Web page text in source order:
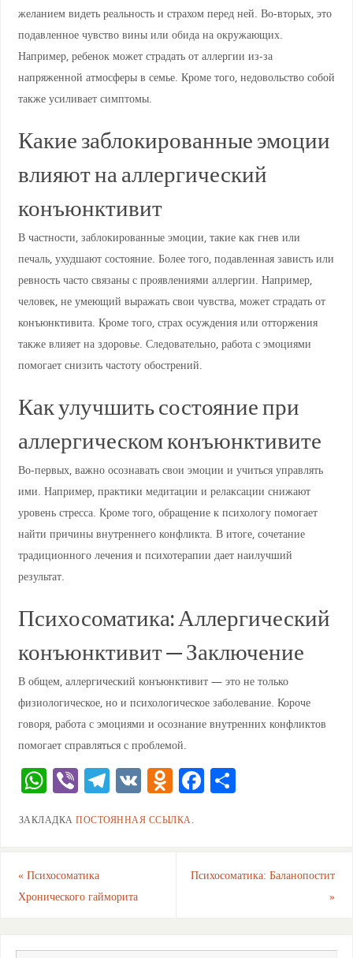
желанием видеть реальность и страхом перед ней. Во-вторых, это
подавленное чувство вины или обида на окружающих.
Например, ребенок может страдать от аллергии из-за
напряженной атмосферы в семье. Кроме того, недовольство собой
также усиливает симптомы.
Какие заблокированные эмоции
влияют на аллергический
конъюнктивит
В частности, заблокированные эмоции, такие как гнев или
печаль, ухудшают состояние. Более того, подавленная зависть или
ревность часто связаны с проявлениями аллергии. Например,
человек, не умеющий выражать свои чувства, может страдать от
конъюнктивита. Кроме того, страх осуждения или отторжения
также влияет на здоровье. Следовательно, работа с эмоциями
помогает снизить частоту обострений.
Как улучшить состояние при
аллергическом конъюнктивите
Во-первых, важно осознавать свои эмоции и учиться управлять
ими. Например, практики медитации и релаксации снижают
уровень стресса. Кроме того, обращение к психологу помогает
найти причины внутреннего конфликта. В итоге, сочетание
традиционного лечения и психотерапии дает наилучший
результат.
Психосоматика: Аллергический
конъюнктивит — Заключение
В общем, аллергический конъюнктивит — это не только
физиологическое, но и психологическое заболевание. Короче
говоря, работа с эмоциями и осознание внутренних конфликтов
помогает справляться с проблемой.
W
at
A
p
Vi
er
T
e
m
V O
n
kl
F
b
О
ть
ЗАКЛАДКАПОСТОЯННАЯ ССЫЛКА.
«Психосоматика
Хронического гайморита
Психосоматика: Баланопостит
»